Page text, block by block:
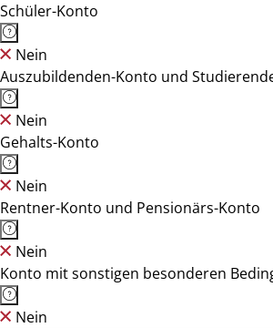
Schüler-Konto
Nein
Auszubildenden-Konto und
Nein
Gehalts-Konto
Nein
Rentner-Konto und Pensionärs-Konto
Nein
Konto mit sonstigen besonderen
Nein